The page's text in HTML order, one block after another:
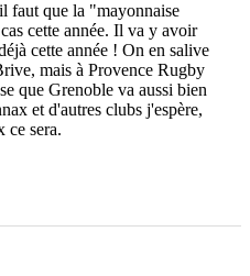
faut que la "mayonnaise
cette année. Il va y avoir
cette année ! On en salive
mais à Provence Rugby
que Grenoble va aussi bien
et d'autres clubs j'espère,
ce sera.